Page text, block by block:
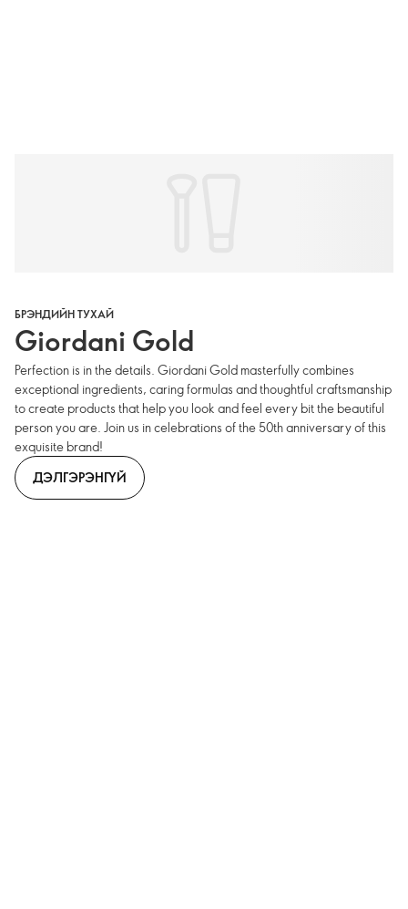
БРЭНДИЙН ТУХАЙ
Giordani Gold
Perfection is in the details. Giordani Gold masterfully combines
exceptional ingredients, caring formulas and thoughtful craftsmanship
to create products that help you look and feel every bit the beautiful
person you are. Join us in celebrations of the 50th anniversary of this
exquisite brand!
ДЭЛГЭРЭНГҮЙ